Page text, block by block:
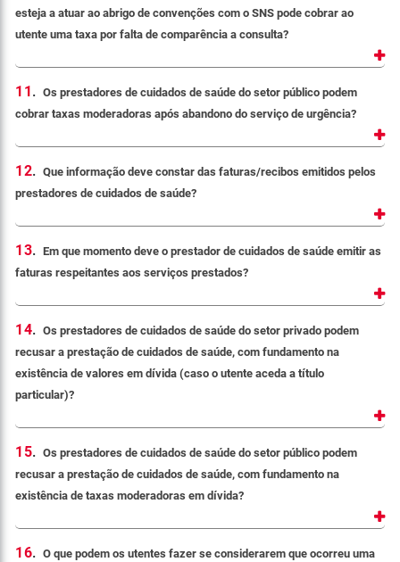
esteja a atuar ao abrigo de convenções com o SNS pode cobrar ao
utente uma taxa por falta de comparência a consulta?
11. Os prestadores de cuidados de saúde do setor público podem
cobrar taxas moderadoras após abandono do serviço de urgência?
12. Que informação deve constar das faturas/recibos emitidos pelos
prestadores de cuidados de saúde?
13. Em que momento deve o prestador de cuidados de saúde emitir as
faturas respeitantes aos serviços prestados?
14. Os prestadores de cuidados de saúde do setor privado podem
recusar a prestação de cuidados de saúde, com fundamento na
existência de valores em dívida (caso o utente aceda a título
particular)?
15. Os prestadores de cuidados de saúde do setor público podem
recusar a prestação de cuidados de saúde, com fundamento na
existência de taxas moderadoras em dívida?
16. O que podem os utentes fazer se considerarem que ocorreu uma